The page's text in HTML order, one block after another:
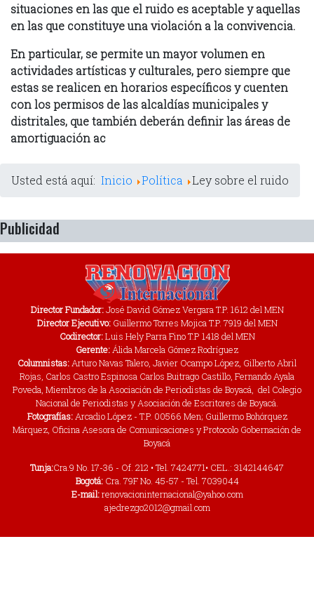
situaciones en las que el ruido es aceptable y aquellas
en las que constituye una violación a la convivencia.
En particular, se permite un mayor volumen en
actividades artísticas y culturales, pero siempre que
estas se realicen en horarios específicos y cuenten
con los permisos de las alcaldías municipales y
distritales, que también deberán definir las áreas de
amortiguación ac
Usted está aquí: Inicio Política Ley sobre el ruido
Publicidad
Director Fundador:José David Gómez Vergara T.P. 1612 del MEN
Director Ejecutivo:Guillermo Torres Mojica T.P. 7919 del MEN
Codirector:Luis Hely Parra Fino T.P 1418 del MEN
Gerente: Álida Marcela Gómez Rodríguez
Columnistas: Arturo Navas Talero, Javier Ocampo López, Gilberto Abril
Rojas, Carlos Castro Espinosa Carlos Buitrago Castillo, Fernando Ayala
Poveda, Miembros de la Asociación de Periodistas de Boyacá, del Colegio
Nacional de Periodistas y Asociación de Escritores de Boyacá.
Fotografías:Arcadio López - T.P. 00566 Men; Guillermo Bohórquez
Márquez, Oficina Asesora de Comunicaciones y Protocolo Gobernación de
Boyacá
Tunja:Cra.9 No. 17-36 - Of. 212 • Tel. 7424771• CEL.: 3142144647
Bogotá:Cra. 79F No. 45-57 - Tel. 7039044
E-mail:renovacioninternacional@yahoo.com
ajedrezgo2012@gmail.com